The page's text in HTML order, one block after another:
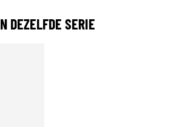
DEZELFDE SERIE